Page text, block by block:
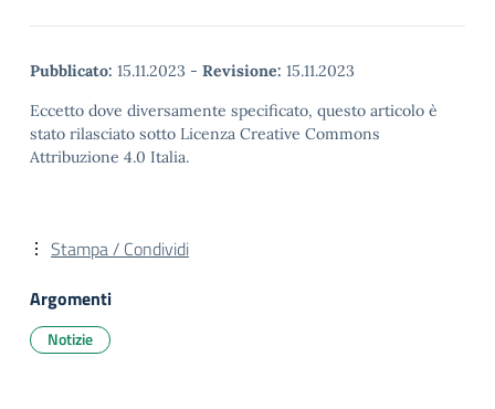
Pubblicato: 15.11.2023 - Revisione: 15.11.2023
Eccetto dove diversamente specificato, questo articolo è
stato rilasciato sotto Licenza Creative Commons
Attribuzione 4.0 Italia.
Stampa / Condividi
Argomenti
Notizie